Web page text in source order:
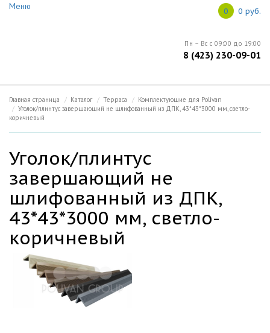
О продукции
Каталог
Новости
Контакты
Ваш город: Владивосток
Меню 0 0 руб.
Пн – Вс с 09:00 до 19:00
8 (423) 230-09-01
Главная страница Каталог Терраса
Комплектующие для Polivan
Уголок/плинтус завершающий не шлифованный из ДПК, 43*43*3000 мм, светло-
коричневый
Уголок/плинтус
завершающий не
шлифованный из ДПК,
43*43*3000 мм, светло-
коричневый